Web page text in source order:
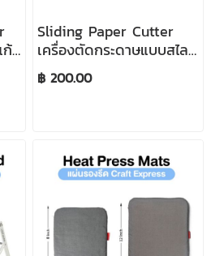
ว
Sliding Paper Cutter
เครื่องตัดกระดาษแบบสไลด์
ขนาดเล็ก ขนาด 38x14
cm
฿ 200.00